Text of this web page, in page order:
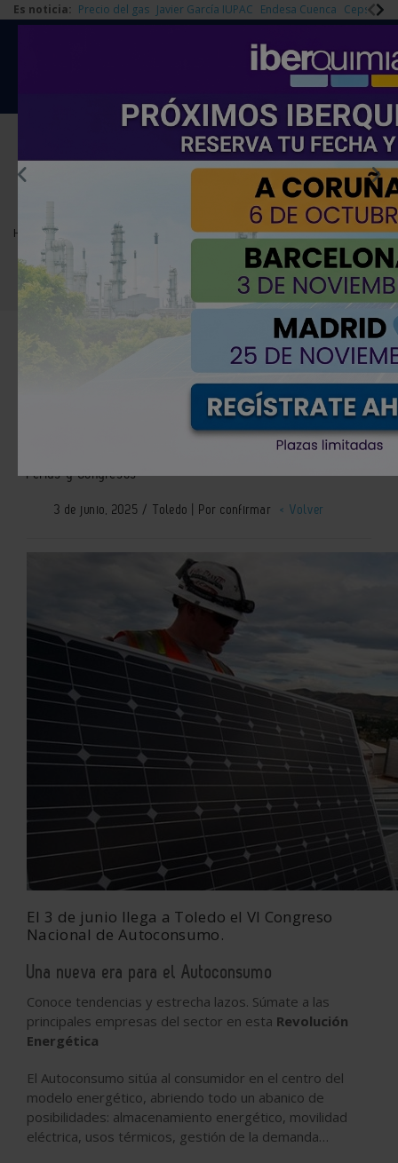
Es noticia: Precio del gas Javier García IUPAC Endesa Cuenca Cepsa
EMPRESAS PREMIUM
Home Agenda
Ferias y Congresos
VI Congreso Nacional de Autoconsumo
VI Congreso Nacional de
Ferias y Congresos
3 de junio, 2025 / Toledo | Por confirmar < Volver
El 3 de junio llega a Toledo el VI Congreso
Nacional de Autoconsumo.
Una nueva era para el Autoconsumo
Conoce tendencias y estrecha lazos. Súmate a las
principales empresas del sector en esta Revolución
Energética
El Autoconsumo sitúa al consumidor en el centro del
modelo energético, abriendo todo un abanico de
posibilidades: almacenamiento energético, movilidad
eléctrica, usos térmicos, gestión de la demanda…